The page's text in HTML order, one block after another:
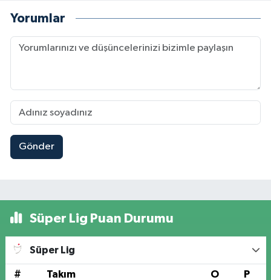
Yorumlar
Gönder
Süper Lig Puan Durumu
Süper Lig
# Takım O P